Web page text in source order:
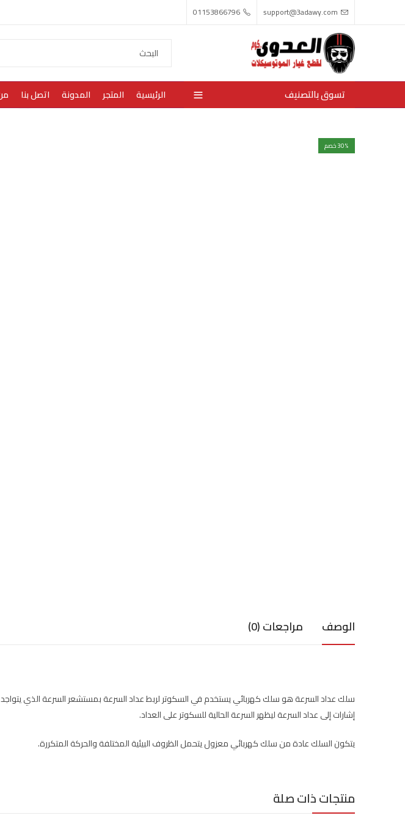
support@3adawy.com
01153866796
تسوق بالتصنيف الرئيسية المتجر المدونة اتصل بنا
30% خصم
الوصف مراجعات (0)
سلك عداد السرعة هو سلك كهربائي يستخدم في السكوتر لربط عداد السرعة بمستشعر السرعة الذي
إشارات إلى عداد السرعة ليظهر السرعة الحالية للسكوتر على العداد.
يتكون السلك عادة من سلك كهربائي معزول يتحمل الظروف البيئية المختلفة والحركة المتكررة.
منتجات ذات صلة